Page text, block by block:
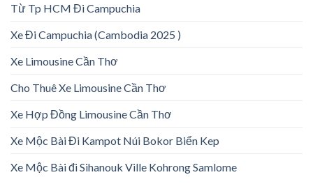
Từ Tp HCM Đi Campuchia
Xe Đi Campuchia (Cambodia 2025 )
Xe Limousine Cần Thơ
Cho Thuê Xe Limousine Cần Thơ
Xe Hợp Đồng Limousine Cần Thơ
Xe Mộc Bài Đi Kampot Núi Bokor Biển Kep
Xe Mộc Bài đi Sihanouk Ville Kohrong Samlome